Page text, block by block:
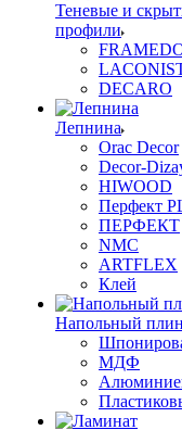
Теневые и
профили
DECARO
Лепнина
Orac Decor
Decor-
HIWOOD
Перфект
ПЕРФЕКТ
NMC
ARTFLEX
Клей
Напольный
МДФ